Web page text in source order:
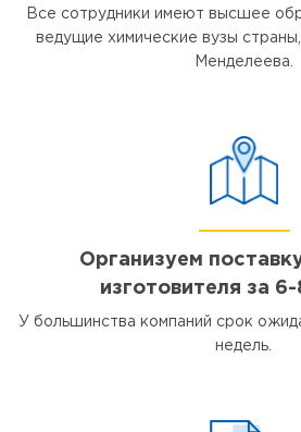
Все сотрудники имеют высшее
ведущие химические вузы
Менделеева.
Организуем
изготовителя за
У большинства компаний срок
недель.